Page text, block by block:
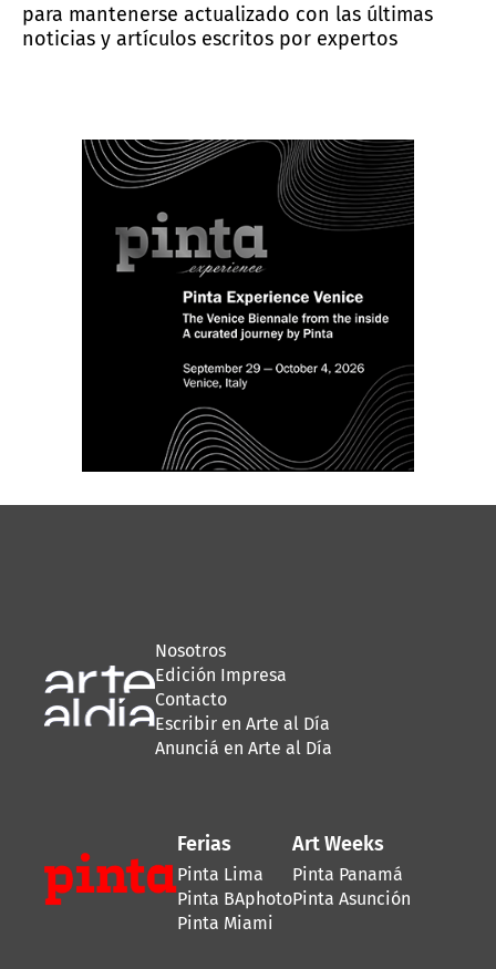
para mantenerse actualizado con las últimas
noticias y artículos escritos por expertos
Nosotros
Edición Impresa
Contacto
Escribir en Arte al Día
Anunciá en Arte al Día
Ferias
Pinta Lima
Pinta BAphoto
Pinta Miami
Art Weeks
Pinta Panamá
Pinta Asunción